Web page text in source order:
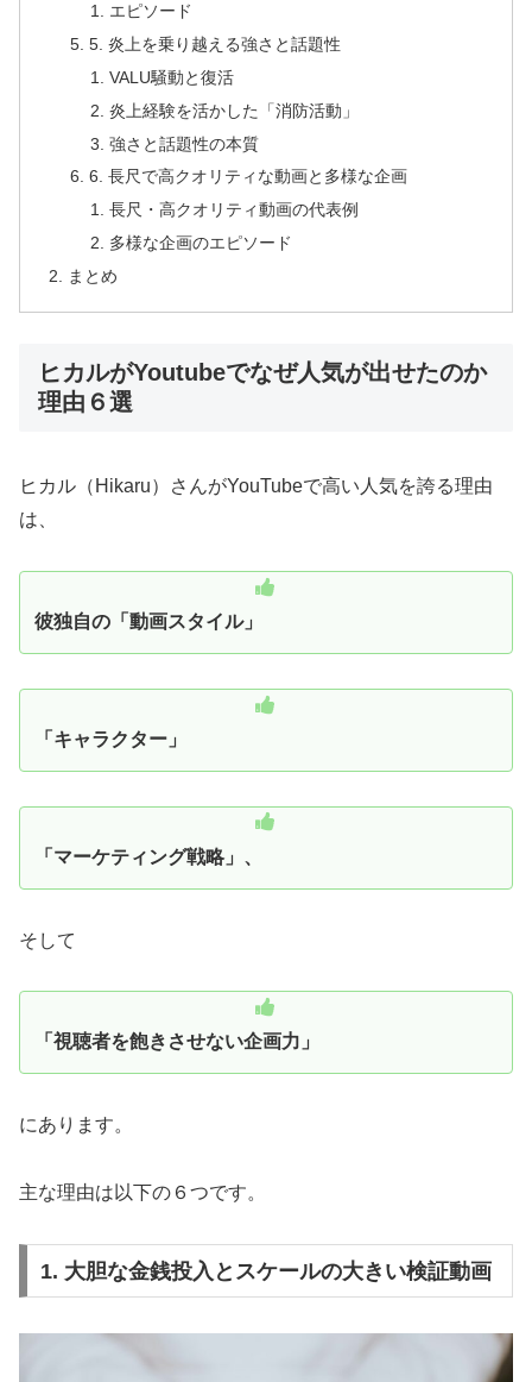
エピソード
5. 炎上を乗り越える強さと話題性
VALU騒動と復活
炎上経験を活かした「消防活動」
強さと話題性の本質
6. 長尺で高クオリティな動画と多様な企画
長尺・高クオリティ動画の代表例
多様な企画のエピソード
まとめ
ヒカルがYoutubeでなぜ人気が出せたのか
理由６選
ヒカル（Hikaru）さんがYouTubeで高い人気を誇る理由
は、
彼独自の「動画スタイル」
「キャラクター」
「マーケティング戦略」、
そして
「視聴者を飽きさせない企画力」
にあります。
主な理由は以下の６つです。
1. 大胆な金銭投入とスケールの大きい検証動画